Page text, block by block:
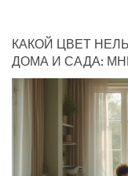
КАКОЙ ЦВЕТ
ДОМА И САДА: